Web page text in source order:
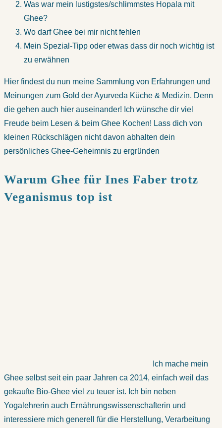
Was war mein lustigstes/schlimmstes Hopala mit
Ghee?
Wo darf Ghee bei mir nicht fehlen
Mein Spezial-Tipp oder etwas dass dir noch wichtig ist
zu erwähnen
Hier findest du nun meine Sammlung von Erfahrungen und
Meinungen zum Gold der Ayurveda Küche & Medizin. Denn
die gehen auch hier auseinander! Ich wünsche dir viel
Freude beim Lesen & beim Ghee Kochen! Lass dich von
kleinen Rückschlägen nicht davon abhalten dein
persönliches Ghee-Geheimnis zu ergründen
Warum Ghee für Ines Faber trotz
Veganismus top ist
Ich mache mein
Ghee selbst seit ein paar Jahren ca 2014, einfach weil das
gekaufte Bio-Ghee viel zu teuer ist. Ich bin neben
Yogalehrerin auch Ernährungswissenschafterin und
interessiere mich generell für die Herstellung, Verarbeitung